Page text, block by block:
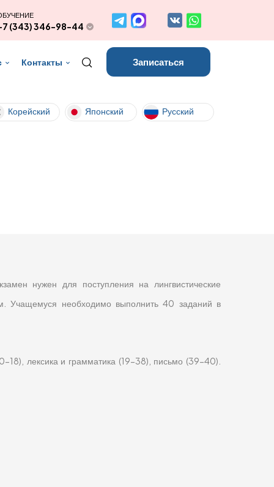
(343) 346-98-44
Контакты Записаться
Корейский Японский Русский
нужен для поступления на лингвистические
Учащемуся необходимо выполнить 40 заданий в
18), лексика и грамматика (19-38), письмо (39-40).